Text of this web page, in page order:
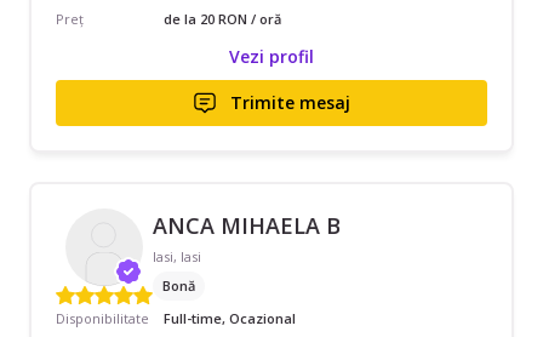
Preț
de la 20 RON / oră
Vezi profil
Trimite mesaj
ANCA MIHAELA B
Iasi, Iasi
Bonă
Disponibilitate
Full-time, Ocazional